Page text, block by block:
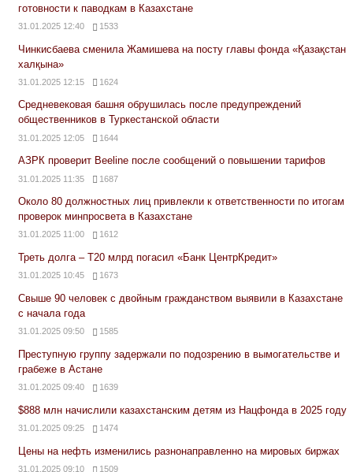
готовности к паводкам в Казахстане
31.01.2025 12:40 1533
Чинкисбаева сменила Жамишева на посту главы фонда «Қазақстан
халқына»
31.01.2025 12:15 1624
Средневековая башня обрушилась после предупреждений
общественников в Туркестанской области
31.01.2025 12:05 1644
АЗРК проверит Beeline после сообщений о повышении тарифов
31.01.2025 11:35 1687
Около 80 должностных лиц привлекли к ответственности по итогам
проверок минпросвета в Казахстане
31.01.2025 11:00 1612
Треть долга – Т20 млрд погасил «Банк ЦентрКредит»
31.01.2025 10:45 1673
Свыше 90 человек с двойным гражданством выявили в Казахстане
с начала года
31.01.2025 09:50 1585
Преступную группу задержали по подозрению в вымогательстве и
грабеже в Астане
31.01.2025 09:40 1639
$888 млн начислили казахстанским детям из Нацфонда в 2025 году
31.01.2025 09:25 1474
Цены на нефть изменились разнонаправленно на мировых биржах
31.01.2025 09:10 1509